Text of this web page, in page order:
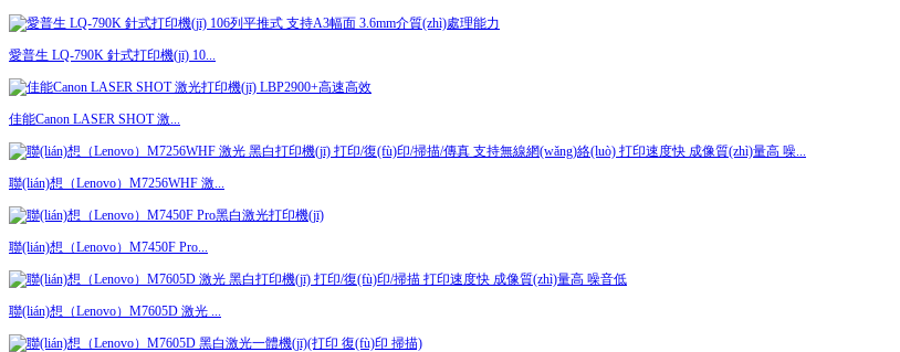
愛普生 LQ-790K 針式打印機(jī) 10...
佳能Canon LASER SHOT 激...
聯(lián)想（Lenovo）M7256WHF 激...
聯(lián)想（Lenovo）M7450F Pro...
聯(lián)想（Lenovo）M7605D 激光 ...